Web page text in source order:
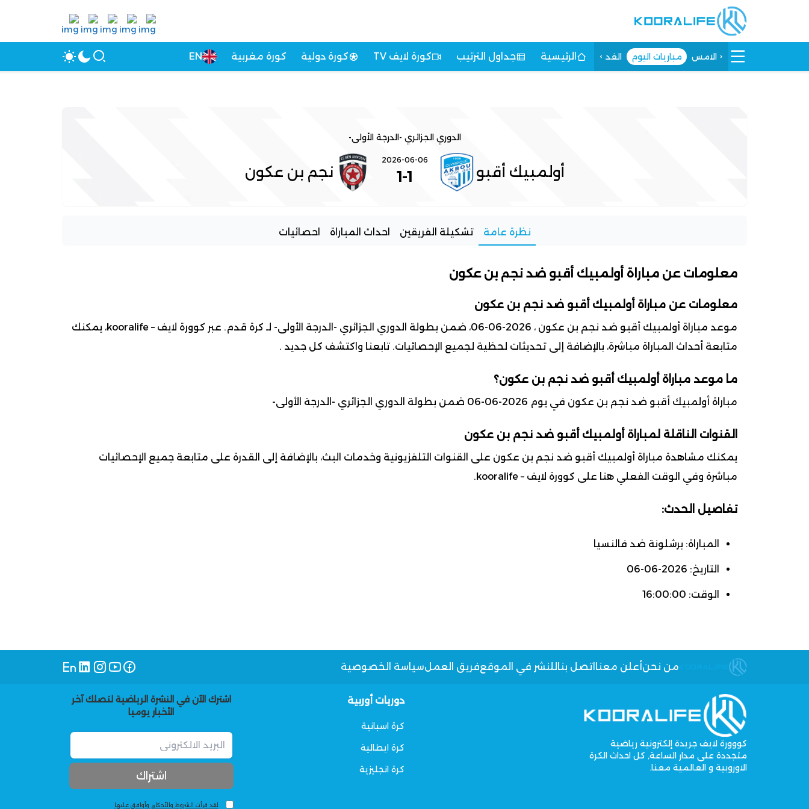
الامس مباريات اليوم الغد الرئيسية جداول الترتيب كورة لايف TV كورة دولية كورة مغربية EN
الدوري الجزائري -الدرجة الأولى-
أولمبيك أقبو
2026-06-06
1
-
1 نجم بن عكون
نظرة عامة تشكيلة الفريقين احداث المباراة احصائيات
معلومات عن مباراة أولمبيك أقبو ضد نجم بن عكون
معلومات عن مباراة أولمبيك أقبو ضد نجم بن عكون
موعد مباراة أولمبيك أقبو ضد نجم بن عكون ، 2026-06-06، ضمن بطولة الدوري الجزائري -الدرجة الأولى- لـ كرة قدم. عبر كوورة لايف – kooralife، يمكنك
متابعة أحداث المباراة مباشرة، بالإضافة إلى تحديثات لحظية لجميع الإحصائيات. تابعنا واكتشف كل جديد .
ما موعد مباراة أولمبيك أقبو ضد نجم بن عكون؟
مباراة أولمبيك أقبو ضد نجم بن عكون في يوم 2026-06-06 ضمن بطولة الدوري الجزائري -الدرجة الأولى-
القنوات الناقلة لمباراة أولمبيك أقبو ضد نجم بن عكون
يمكنك مشاهدة مباراة أولمبيك أقبو ضد نجم بن عكون على القنوات التلفزيونية وخدمات البث، بالإضافة إلى القدرة على متابعة جميع الإحصائيات
مباشرة وفي الوقت الفعلي هنا على كوورة لايف – kooralife.
تفاصيل الحدث:
المباراة: برشلونة ضد فالنسيا
التاريخ: 2026-06-06
الوقت: 16:00:00
من نحنأعلن معنا اتصل بنا للنشر في الموقعفريق العملسياسة الخصوصية
كووورة لايف جريدة إلكترونية رياضية
متجددة على مدار الساعة, كل احداث الكرة
الاوروبية و العالمية معنا.
دوريات أوربية
كرة اسبانية
كرة ايطالية
كرة انجليزية
اشترك الآن في النشرة الرياضية لتصلك آخر
الأخبار يوميا
لقد قرأت الشروط والأحكام وأوافق عليها